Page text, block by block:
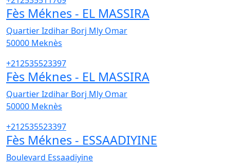
Fès Méknes - EL MASSIRA
Quartier Izdihar Borj Mly Omar
50000 Meknès
+212535523397
Fès Méknes - EL MASSIRA
Quartier Izdihar Borj Mly Omar
50000 Meknès
+212535523397
Fès Méknes - ESSAADIYINE
Boulevard Essaadiyine